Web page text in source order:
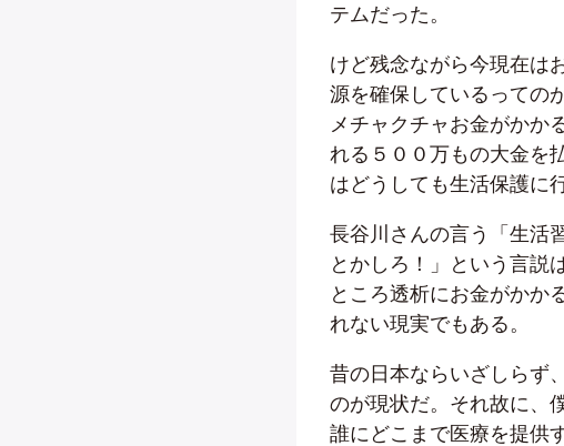
テムだった。
けど残念ながら今現在は
源を確保しているっての
メチャクチャお金がかか
れる５００万もの大金を
はどうしても生活保護に
長谷川さんの言う「生活
とかしろ！」という言説
ところ透析にお金がかか
れない現実でもある。
昔の日本ならいざしらず
のが現状だ。それ故に、
誰にどこまで医療を提供